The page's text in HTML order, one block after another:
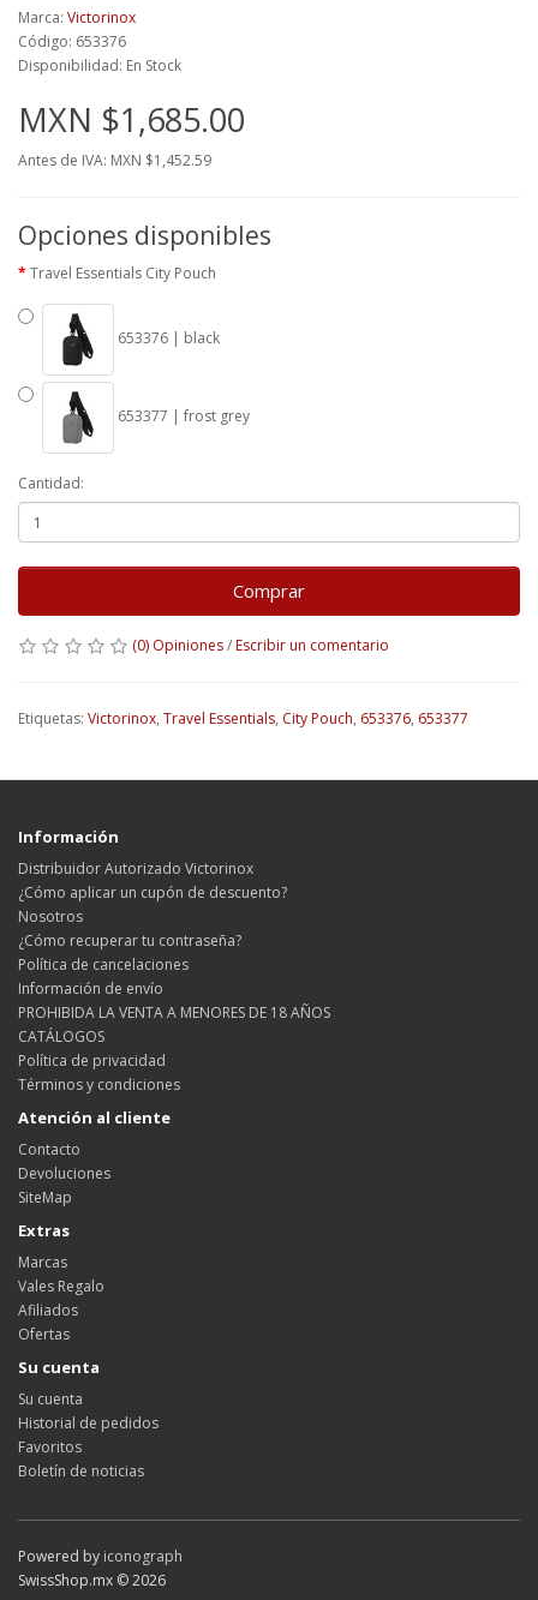
Marca: Victorinox
Código: 653376
Disponibilidad: En Stock
MXN $1,685.00
Antes de IVA: MXN $1,452.59
Opciones disponibles
Travel Essentials City Pouch
653376 | black
653377 | frost grey
Cantidad:
Comprar
(0) Opiniones/ Escribir un comentario
Etiquetas: Victorinox, Travel Essentials, City Pouch, 653376, 653377
Información
Distribuidor Autorizado Victorinox
¿Cómo aplicar un cupón de descuento?
Nosotros
¿Cómo recuperar tu contraseña?
Política de cancelaciones
Información de envío
PROHIBIDA LA VENTA A MENORES DE 18 AÑOS
CATÁLOGOS
Política de privacidad
Términos y condiciones
Atención al cliente
Contacto
Devoluciones
SiteMap
Extras
Marcas
Vales Regalo
Afiliados
Ofertas
Su cuenta
Su cuenta
Historial de pedidos
Favoritos
Boletín de noticias
Powered by iconograph
SwissShop.mx © 2026